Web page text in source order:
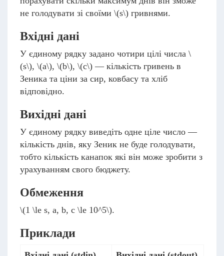
не голодувати зі своїми \(s\) гривнями.
Вхідні дані
У єдиному рядку задано чотири цілі числа \
(s\), \(a\), \(b\), \(c\) — кількість гривень в
Зеника та ціни за сир, ковбасу та хліб
відповідно.
Вихідні дані
У єдиному рядку виведіть одне ціле число —
кількість днів, яку Зеник не буде голодувати,
тобто кількість канапок які він може зробити з
урахуванням свого бюджету.
Обмеження
\(1 \le s, a, b, c \le 10^5\).
Приклади